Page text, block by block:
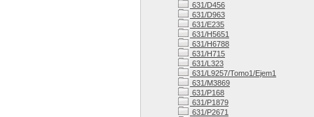
631/D456
631/D963
631/E235
631/H5651
631/H6788
631/H715
631/L323
631/L9257/Tomo1/Ejem1
631/M3869
631/P168
631/P1879
631/P2671